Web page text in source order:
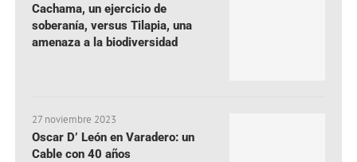
Cachama, un ejercicio de
soberanía, versus Tilapia, una
amenaza a la biodiversidad
27 noviembre 2023
Oscar D’ León en Varadero: un
Cable con 40 años